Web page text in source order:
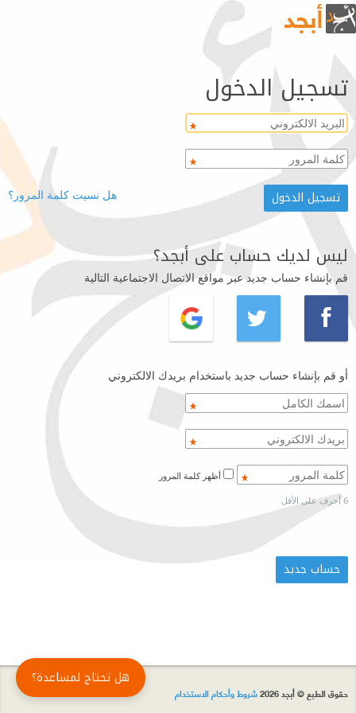
تسجيل الدخول
هل نسيت كلمة المرور؟
ليس لديك حساب على أبجد؟
قم بإنشاء حساب جديد عبر مواقع الاتصال الاجتماعية التالية
أو قم بإنشاء حساب جديد باستخدام بريدك الالكتروني
6 أحرف على الأقل
حقوق الطبع © أبجد 2026 شروط وأحكام الاستخدام
هل تحتاج لمساعدة؟